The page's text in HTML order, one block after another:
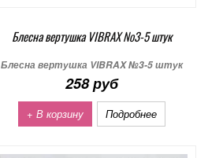
Блесна вертушка VIBRAX №3-5 штук
Блесна вертушка VIBRAX №3-5 штук
258 руб
+ В корзину Подробнее